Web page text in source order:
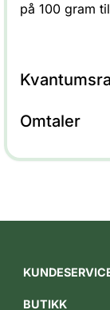
på 100 gram
Omtaler
BUTIKK